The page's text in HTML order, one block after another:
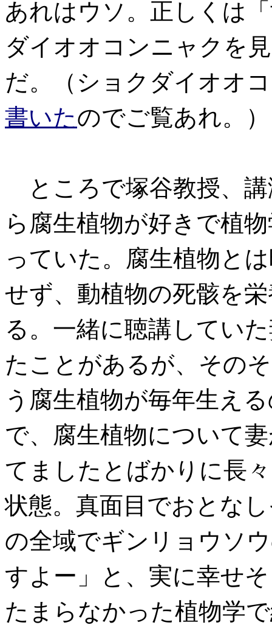
あれはウソ。正しくは
ダイオオコンニャクを
だ。（ショクダイオオ
書いたのでご覧あれ。）
ところで塚谷教授、
ら腐生植物が好きで植
っていた。腐生植物と
せず、動植物の死骸を
る。一緒に聴講してい
たことがあるが、その
う腐生植物が毎年生え
で、腐生植物について
てましたとばかりに長
状態。真面目でおとな
の全域でギンリョウソ
すよー」と、実に幸せ
たまらなかった植物学